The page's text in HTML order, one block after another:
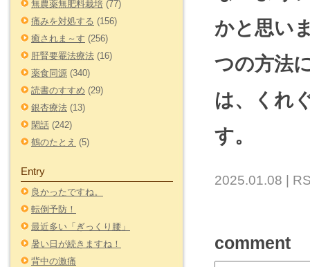
無農薬無肥料栽培 (77)
痛みを対処する (156)
癒されま～す (256)
肝腎要罨法療法 (16)
薬食同源 (340)
読書のすすめ (29)
銀杏療法 (13)
閑話 (242)
鶴のたとえ (5)
Entry
良かったですね。
転倒予防！
最近多い「ぎっくり腰」
暑い日が続きますね！
背中の激痛
かと思い
つの方法
は、くれ
す。
2025.01.08 |
comment